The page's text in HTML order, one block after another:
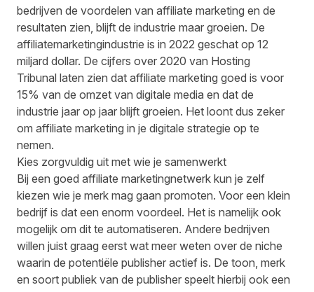
bedrijven de voordelen van affiliate marketing en de
resultaten zien, blijft de industrie maar groeien. De
affiliatemarketingindustrie is in 2022 geschat op 12
miljard dollar. De cijfers over 2020 van Hosting
Tribunal laten zien dat affiliate marketing goed is voor
15% van de omzet van digitale media en dat de
industrie jaar op jaar blijft groeien. Het loont dus zeker
om affiliate marketing in je digitale strategie op te
nemen.
Kies zorgvuldig uit met wie je samenwerkt
Bij een goed affiliate marketingnetwerk kun je zelf
kiezen wie je merk mag gaan promoten. Voor een klein
bedrijf is dat een enorm voordeel. Het is namelijk ook
mogelijk om dit te automatiseren. Andere bedrijven
willen juist graag eerst wat meer weten over de niche
waarin de potentiële publisher actief is. De toon, merk
en soort publiek van de publisher speelt hierbij ook een